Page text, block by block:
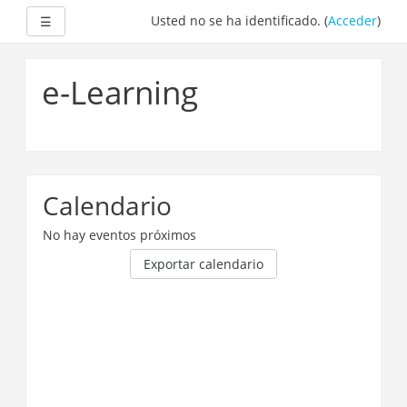
contenido
☰ Usted no se ha identificado. (Acceder)
e-Learning
Calendario
No hay eventos próximos
Exportar calendario